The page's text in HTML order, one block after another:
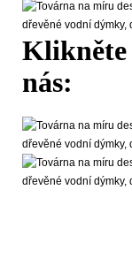
Klikněte
nás: